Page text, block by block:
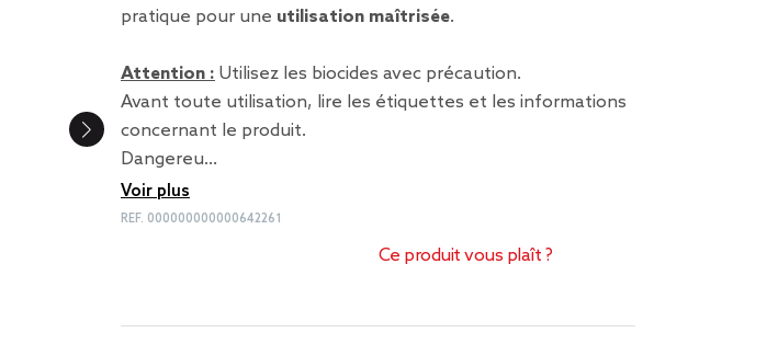
pratique pour une utilisation maîtrisée.
Attention : Utilisez les biocides avec précaution.
Avant toute utilisation, lire les étiquettes et les informations
concernant le produit.
Dangereu…
Voir plus
REF. 000000000000642261
Ce produit vous plaît ?